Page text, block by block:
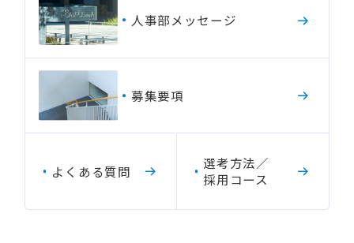
人事部 メ ッセージ
募集要項
よ く あ る質問 選考方法／
採用 コース